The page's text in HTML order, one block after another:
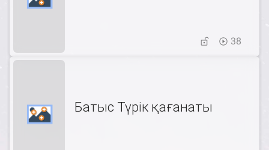
38
Батыс Түрік қағанаты